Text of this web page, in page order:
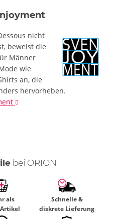
nicht
beweist die
Männer
wie
an, die
hervorheben.
bei ORION
als
Schnelle &
diskrete Lieferung